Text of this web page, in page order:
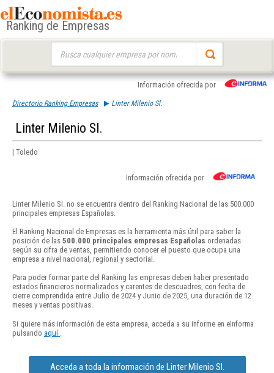
Ranking de Empresas
Información ofrecida por
Directorio Ranking Empresas Linter Milenio Sl.
Linter Milenio Sl.
| Toledo
Información ofrecida por
Linter Milenio Sl. no se encuentra dentro del Ranking Nacional de las 500.000
principales empresas Españolas.
El Ranking Nacional de Empresas es la herramienta más útil para saber la
posición de las 500.000 principales empresas Españolas ordenadas
según su cifra de ventas, permitiendo conocer el puesto que ocupa una
empresa a nivel nacional, regional y sectorial.
Para poder formar parte del Ranking las empresas deben haber presentado
estados financieros normalizados y carentes de descuadres, con fecha de
cierre comprendida entre Julio de 2024 y Junio de 2025, una duración de 12
meses y ventas positivas.
Si quiere más información de esta empresa, acceda a su informe en eInforma
pulsando aquí
Acceda a toda la información de Linter Milenio Sl.